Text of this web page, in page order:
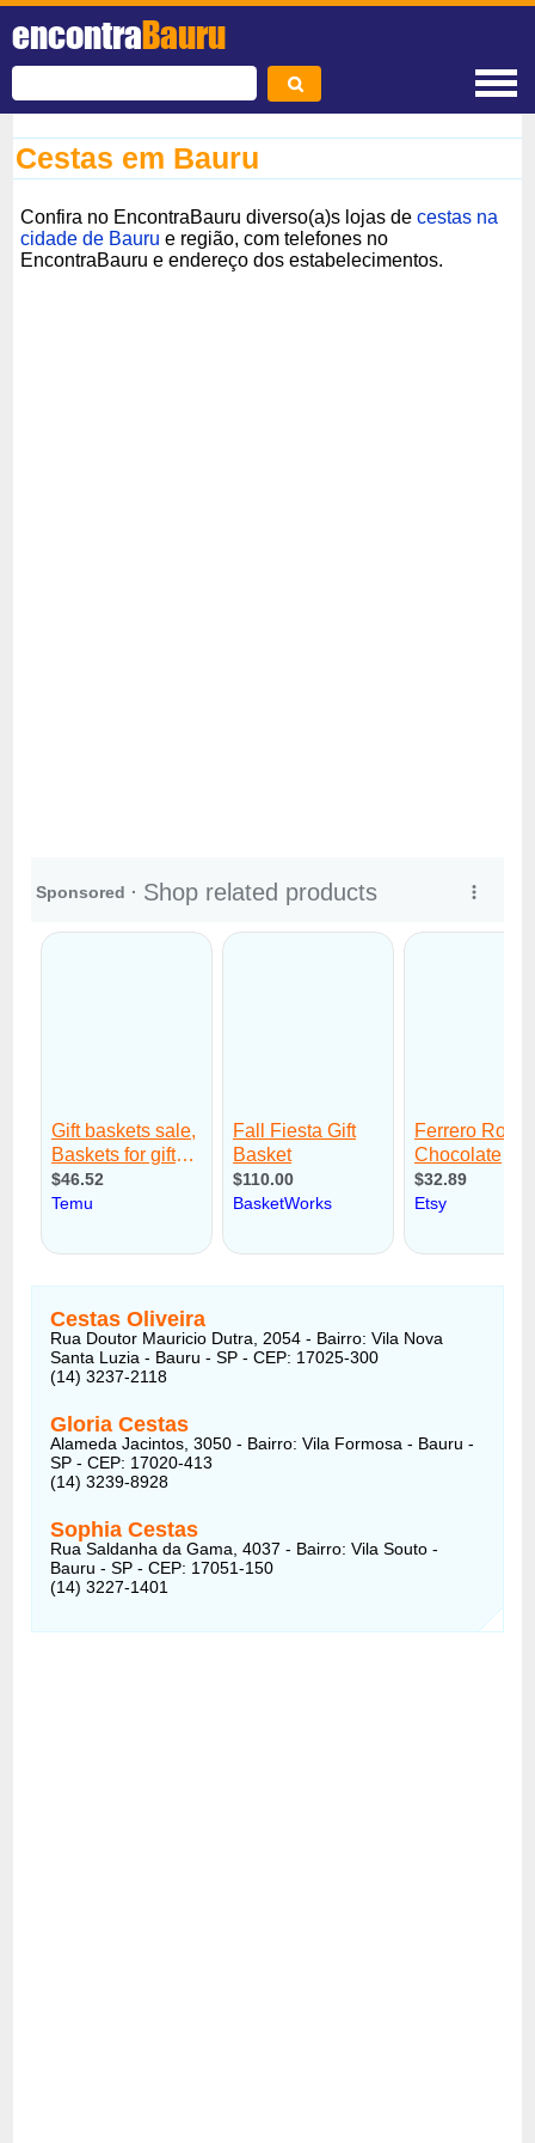
encontraBauru
Cestas em Bauru
Confira no EncontraBauru diverso(a)s lojas decestas na
cidade de Bauru e região, com telefones no
EncontraBauru e endereço dos estabelecimentos.
Cestas Oliveira
Rua Doutor Mauricio Dutra, 2054 - Bairro: Vila Nova
Santa Luzia - Bauru - SP - CEP: 17025-300
(14) 3237-2118
Gloria Cestas
Alameda Jacintos, 3050 - Bairro: Vila Formosa - Bauru -
SP - CEP: 17020-413
(14) 3239-8928
Sophia Cestas
Rua Saldanha da Gama, 4037 - Bairro: Vila Souto -
Bauru - SP - CEP: 17051-150
(14) 3227-1401